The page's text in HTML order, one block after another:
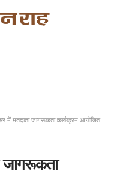
में मतदाता जागरूकता कार्यक्रम आयोजित
जागरूकता